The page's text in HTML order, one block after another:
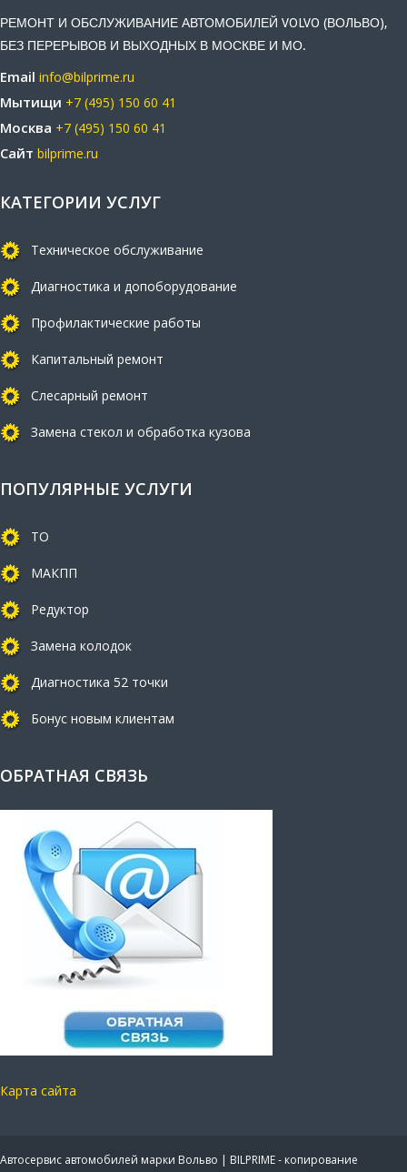
РЕМОНТ И ОБСЛУЖИВАНИЕ АВТОМОБИЛЕЙ VOLVO (ВОЛЬВО),
БЕЗ ПЕРЕРЫВОВ И ВЫХОДНЫХ В МОСКВЕ И МО.
Email info@bilprime.ru
Мытищи +7 (495) 150 60 41
Москва +7 (495) 150 60 41
Сайт bilprime.ru
КАТЕГОРИИ УСЛУГ
Техническое обслуживание
Диагностика и допоборудование
Профилактические работы
Капитальный ремонт
Слесарный ремонт
Замена стекол и обработка кузова
ПОПУЛЯРНЫЕ УСЛУГИ
ТО
МАКПП
Редуктор
Замена колодок
Диагностика 52 точки
Бонус новым клиентам
ОБРАТНАЯ СВЯЗЬ
Карта сайта
Автосервис автомобилей марки Вольво | BILPRIME - копирование